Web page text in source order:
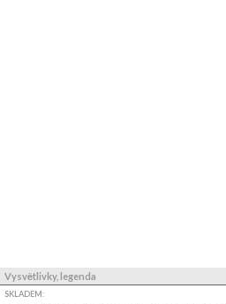
Vysvětlivky, legenda
SKLADEM: